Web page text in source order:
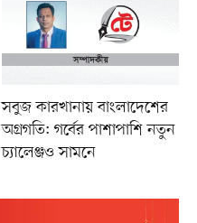
সবুজ কারখানায় বাংলাদেশের
অগ্রগতি: গর্বের পাশাপাশি নতুন
চ্যালেঞ্জও সামনে